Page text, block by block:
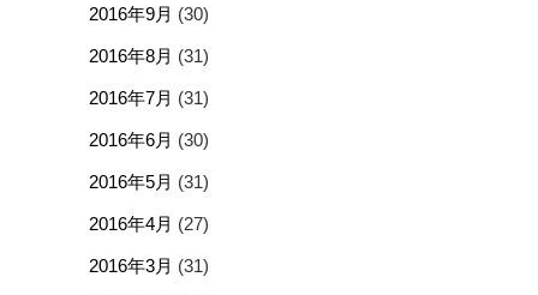
2016年9月 (30)
2016年8月 (31)
2016年7月 (31)
2016年6月 (30)
2016年5月 (31)
2016年4月 (27)
2016年3月 (31)